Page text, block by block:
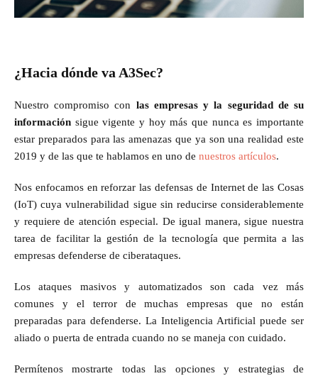
¿Hacia dónde va A3Sec?
Nuestro compromiso con las empresas y la seguridad de su
información sigue vigente y hoy más que nunca es importante
estar preparados para las amenazas que ya son una realidad este
2019 y de las que te hablamos en uno de nuestros artículos.
Nos enfocamos en reforzar las defensas de Internet de las Cosas
(IoT) cuya vulnerabilidad sigue sin reducirse considerablemente
y requiere de atención especial. De igual manera, sigue nuestra
tarea de facilitar la gestión de la tecnología que permita a las
empresas defenderse de ciberataques.
Los ataques masivos y automatizados son cada vez más
comunes y el terror de muchas empresas que no están
preparadas para defenderse. La Inteligencia Artificial puede ser
aliado o puerta de entrada cuando no se maneja con cuidado.
Permítenos mostrarte todas las opciones y estrategias de